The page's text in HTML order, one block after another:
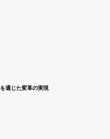
じた変革の実現